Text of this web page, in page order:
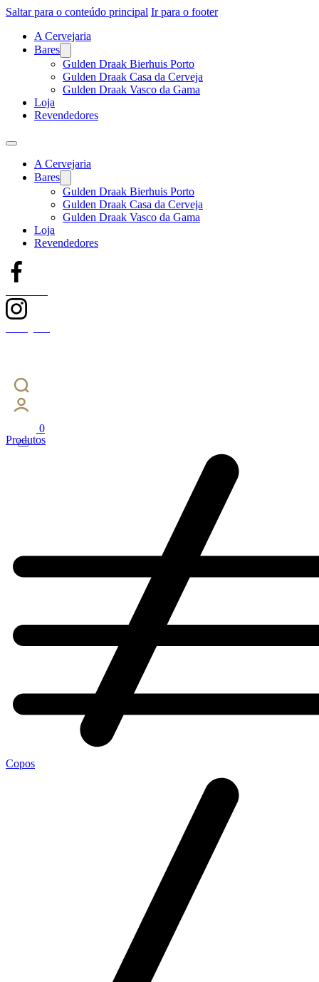
Saltar para o conteúdo principal Ir para o footer
A Cervejaria
Bares
Gulden Draak Bierhuis Porto
Gulden Draak Casa da Cerveja
Gulden Draak Vasco da Gama
Loja
Revendedores
A Cervejaria
Bares
Gulden Draak Bierhuis Porto
Gulden Draak Casa da Cerveja
Gulden Draak Vasco da Gama
Loja
Revendedores
0
Produtos
Copos